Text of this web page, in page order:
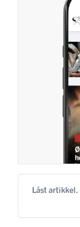
Låst artikkel.